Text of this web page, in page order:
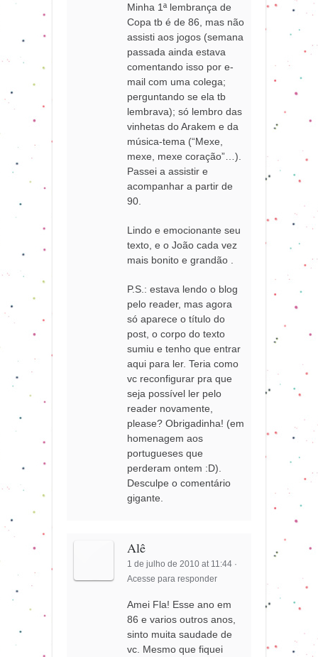
Minha 1ª lembrança de
Copa tb é de 86, mas não
assisti aos jogos (semana
passada ainda estava
comentando isso por e-
mail com uma colega;
perguntando se ela tb
lembrava); só lembro das
vinhetas do Arakem e da
música-tema (“Mexe,
mexe, mexe coração”…).
Passei a assistir e
acompanhar a partir de
90.
Lindo e emocionante seu
texto, e o João cada vez
mais bonito e grandão .
P.S.: estava lendo o blog
pelo reader, mas agora
só aparece o título do
post, o corpo do texto
sumiu e tenho que entrar
aqui para ler. Teria como
vc reconfigurar pra que
seja possível ler pelo
reader novamente,
please? Obrigadinha! (em
homenagem aos
portugueses que
perderam ontem :D).
Desculpe o comentário
gigante.
Alê
1 de julho de 2010 at 11:44 ·
Acesse para responder
Amei Fla! Esse ano em
86 e varios outros anos,
sinto muita saudade de
vc. Mesmo que fiquei